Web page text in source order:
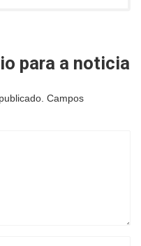
para a noticia
Campos